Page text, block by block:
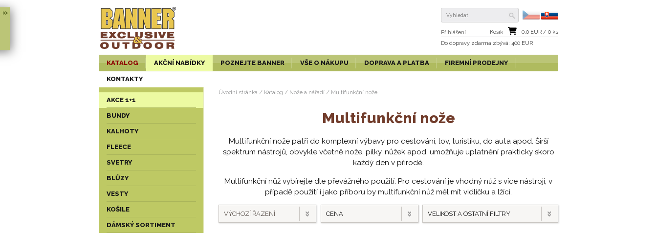
»
Přihlášení Košík 0,0 EUR / 0 ks
Do dopravy zdarma zbývá: 400 EUR
KATALOG AKČNÍ NABÍDKY POZNEJTE BANNER VŠE O NÁKUPU DOPRAVA A PLATBA FIREMNÍ PRODEJNY
KONTAKTY
AKCE 1+1
BUNDY
KALHOTY
FLEECE
SVETRY
BLŮZY
VESTY
KOŠILE
DÁMSKÝ SORTIMENT
Úvodní stránka / Katalog / Nože a nářadí / Multifunkční nože
Multifunkční nože
Multifunkční nože patří do komplexní výbavy pro cestování, lov, turistiku, do auta apod. Širší
spektrum nástrojů, obvykle včetně nože, pilky, nůžek apod. umožňuje uplatnění prakticky skoro
každý den v přírodě.
Multifunkční nůž vybírejte dle převážného použití. Pro cestování je vhodný nůž s více nástroji, v
případě použití i jako příboru by multifunkční nůž měl mít vidličku a lžíci.
VÝCHOZÍ ŘAZENÍ CENA VELIKOST A OSTATNÍ FILTRY